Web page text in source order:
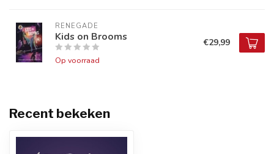
RENEGADE
Kids on Brooms
Op voorraad
€29,99
Recent bekeken